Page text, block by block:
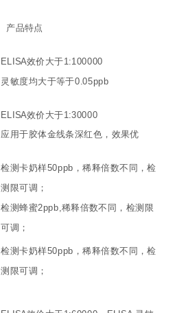
产品特点
ELISA效价大于1:100000
灵敏度均大于等于0.05ppb
ELISA效价大于1:30000
应用于胶体金线条深红色，效果优
检测卡奶样50ppb，稀释倍数不同，检
测限可调；
检测蜂蜜2ppb,稀释倍数不同，检测限
可调；
检测卡奶样50ppb，稀释倍数不同，检
测限可调；